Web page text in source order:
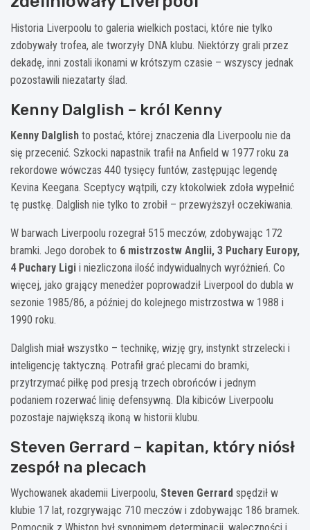
Historia Liverpoolu to galeria wielkich postaci, które nie tylko
zdobywały trofea, ale tworzyły DNA klubu. Niektórzy grali przez
dekadę, inni zostali ikonami w krótszym czasie – wszyscy jednak
pozostawili niezatarty ślad.
Kenny Dalglish – król Kenny
Kenny Dalglish to postać, której znaczenia dla Liverpoolu nie da
się przecenić. Szkocki napastnik trafił na Anfield w 1977 roku za
rekordowe wówczas 440 tysięcy funtów, zastępując legendę
Kevina Keegana. Sceptycy wątpili, czy ktokolwiek zdoła wypełnić
tę pustkę. Dalglish nie tylko to zrobił – przewyższył oczekiwania.
W barwach Liverpoolu rozegrał 515 meczów, zdobywając 172
bramki. Jego dorobek to 6 mistrzostw Anglii, 3 Puchary Europy,
4 Puchary Ligi i niezliczona ilość indywidualnych wyróżnień. Co
więcej, jako grający menedżer poprowadził Liverpool do dubla w
sezonie 1985/86, a później do kolejnego mistrzostwa w 1988 i
1990 roku.
Dalglish miał wszystko – technikę, wizję gry, instynkt strzelecki i
inteligencję taktyczną. Potrafił grać plecami do bramki,
przytrzymać piłkę pod presją trzech obrońców i jednym
podaniem rozerwać linię defensywną. Dla kibiców Liverpoolu
pozostaje największą ikoną w historii klubu.
Steven Gerrard – kapitan, który niósł
zespół na plecach
Wychowanek akademii Liverpoolu, Steven Gerrard spędził w
klubie 17 lat, rozgrywając 710 meczów i zdobywając 186 bramek.